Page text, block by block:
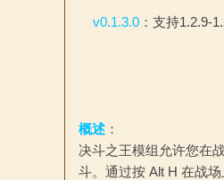
v0.1.3.0 ：支持1.2.9-
概述 ：
决斗之王模组允许您在
斗。通过按 Alt H 在战